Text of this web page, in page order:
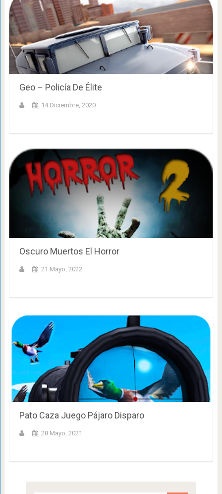
Geo – Policía De Élite
14 Diciembre, 2020
Oscuro Muertos El Horror
21 Mayo, 2022
Pato Caza Juego Pájaro Disparo
28 Mayo, 2021